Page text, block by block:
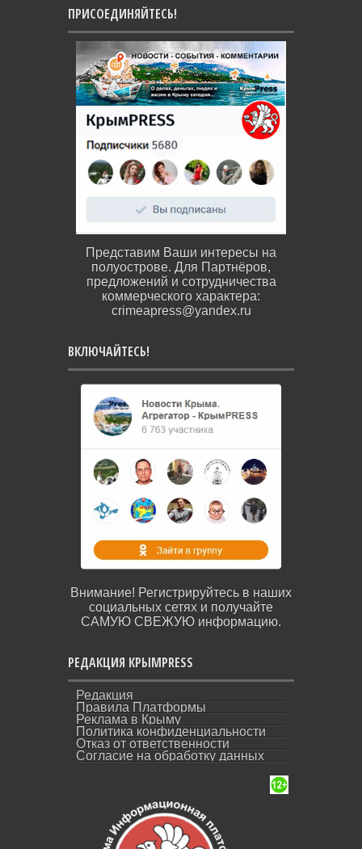
ПРИСОЕДИНЯЙТЕСЬ!
Представим Ваши интересы на
полуострове. Для Партнёров,
предложений и сотрудничества
коммерческого характера:
crimeapress@yandex.ru
ВКЛЮЧАЙТЕСЬ!
Внимание! Регистрируйтесь в наших
социальных сетях и получайте
САМУЮ СВЕЖУЮ информацию.
РЕДАКЦИЯ КРЫМPRESS
Редакция
Правила Платформы
Реклама в Крыму
Политика конфиденциальности
Отказ от ответственности
Согласие на обработку данных